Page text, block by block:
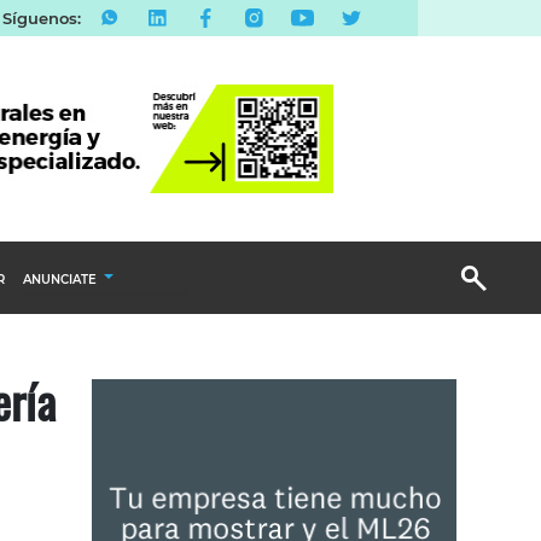
Síguenos:
ANUNCIATE
Email Marketing
Branded Content